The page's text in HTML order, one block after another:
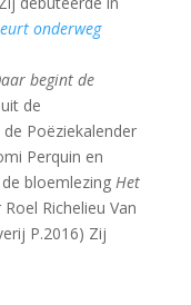
onderweg
begint de
de
Poëziekalender
Perquin en
bloemlezing Het
Richelieu Van
P.2016) Zij